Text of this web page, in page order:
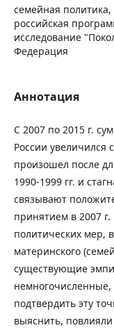
семейная политика,
российская
исследование
Федерация
Аннотация
С 2007 по 2015 г.
России увеличился
произошел после
1990-1999 гг. и
связывают
принятием в 2007 г.
политических мер,
материнского
существующие
немногочисленные,
подтвердить эту
выяснить,